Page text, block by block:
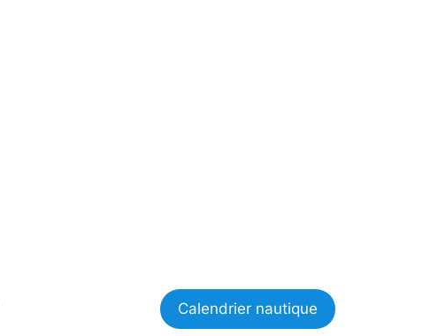
Calendrier nautique